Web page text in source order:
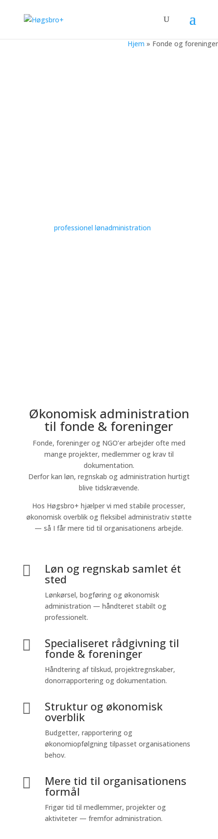
Hjem » Fonde og foreninger
professionel lønadministration
Økonomisk administration
til fonde & foreninger
Fonde, foreninger og NGO’er arbejder ofte med
mange projekter, medlemmer og krav til
dokumentation.
Derfor kan løn, regnskab og administration hurtigt
blive tidskrævende.
Hos Høgsbro+ hjælper vi med stabile processer,
økonomisk overblik og fleksibel administrativ støtte
— så I får mere tid til organisationens arbejde.
 Løn og regnskab samlet ét
sted
Lønkørsel, bogføring og økonomisk
administration — håndteret stabilt og
professionelt.
 Specialiseret rådgivning til
fonde & foreninger
Håndtering af tilskud, projektregnskaber,
donorrapportering og dokumentation.
 Struktur og økonomisk
overblik
Budgetter, rapportering og
økonomiopfølgning tilpasset organisationens
behov.
 Mere tid til organisationens
formål
Frigør tid til medlemmer, projekter og
aktiviteter — fremfor administration.